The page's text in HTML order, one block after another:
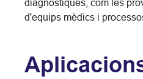
diagnòstiques, com les
d'equips mèdics i